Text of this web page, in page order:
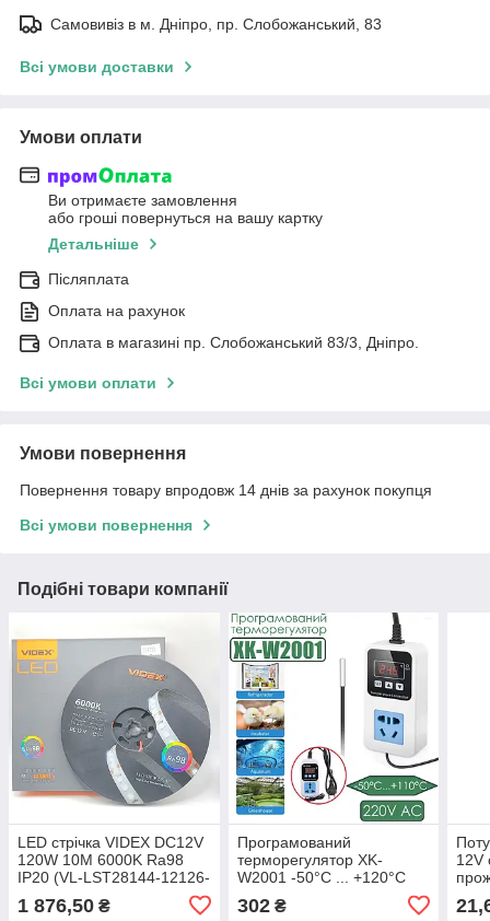
Самовивіз в м. Дніпро, пр. Слобожанський, 83
Всі умови доставки
Умови оплати
Ви отримаєте замовлення
або гроші повернуться на вашу картку
Детальніше
Післяплата
Оплата на рахунок
Оплата в магазині пр. Слобожанський 83/3, Дніпро.
Всі умови оплати
Умови повернення
Повернення товару впродовж 14 днів за рахунок покупця
Всі умови повернення
Подібні товари компанії
LED стрічка VIDEX DC12V
120W 10M 6000K Ra98
IP20 (VL-LST28144-12126-
1 876,50 ₴
Програмований
терморегулятор XK-
W2001 -50°C ... +120°C
302₴
12V